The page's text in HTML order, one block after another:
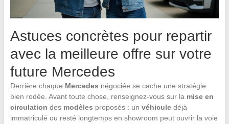
Astuces concrètes pour repartir
avec la meilleure offre sur votre
future Mercedes
Derrière chaque Mercedes négociée se cache une stratégie
bien rodée. Avant toute chose, renseignez-vous sur la mise en
circulation des modèles proposés : un véhiculedéjà
immatriculé ou resté longtemps en showroom peut ouvrir la voie